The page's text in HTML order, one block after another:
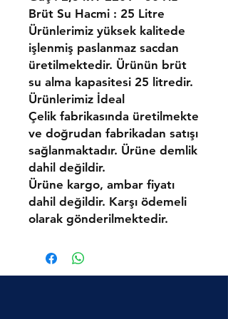
Brüt Su Hacmi : 25 Litre
Ürünlerimiz yüksek kalitede
işlenmiş paslanmaz sacdan
üretilmektedir. Ürünün brüt
su alma kapasitesi 25 litredir.
Ürünlerimiz İdeal
Çelik fabrikasında üretilmekte
ve doğrudan fabrikadan satışı
sağlanmaktadır. Ürüne demlik
dahil değildir.
Ürüne kargo, ambar fiyatı
dahil değildir. Karşı ödemeli
olarak gönderilmektedir.